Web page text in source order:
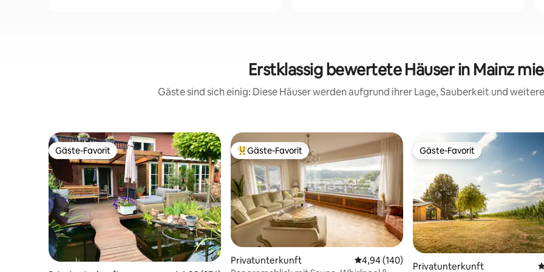
Erstklassig bewertete Häuser in Mainz
Gäste sind sich einig: Diese Häuser werden aufgrund ihrer Lage, Sauberkeit und
Gäste-Favorit
Gäste-Favorit Beliebter Gäste-Favorit.
Gäste-Favorit
Privatunterkunft Durchschnittliche Bewertung: 4,94 von 5,
4,94 (140)
Gäste-Favorit
Gäste-Favorit
Privatunterkunft